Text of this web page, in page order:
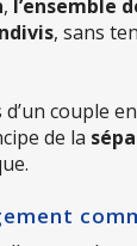
, l’ensemble
, sans
d’un couple en
de la